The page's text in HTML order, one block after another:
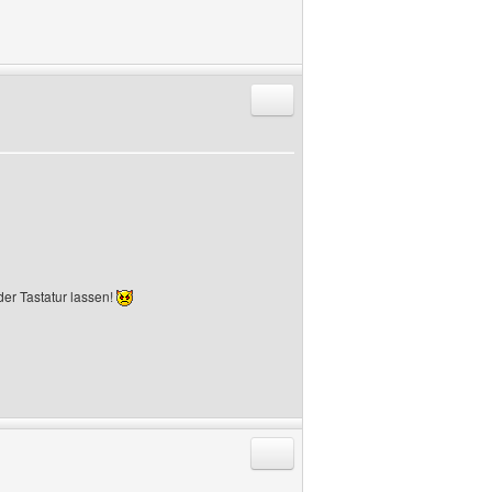
Tastatur lassen!